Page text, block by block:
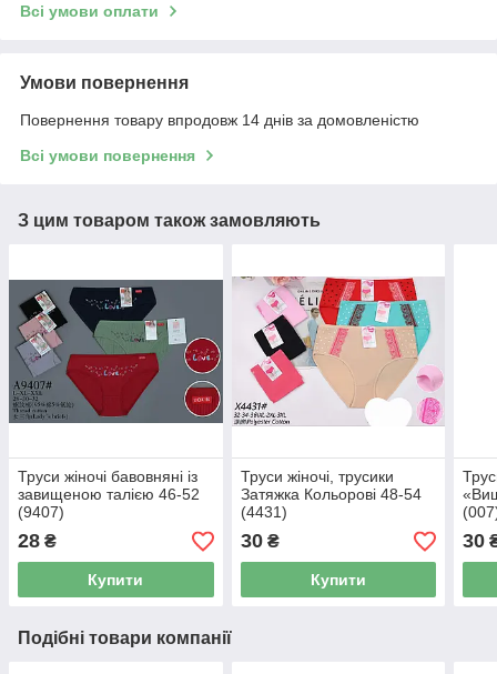
Всі умови оплати
Умови повернення
Повернення товару впродовж 14 днів за домовленістю
Всі умови повернення
З цим товаром також замовляють
Труси жіночі бавовняні із
завищеною талією 46-52
(9407)
28 ₴
Купити
Труси жіночі, трусики
Затяжка Кольорові 48-54
(4431)
30₴
Купити
30
Подібні товари компанії